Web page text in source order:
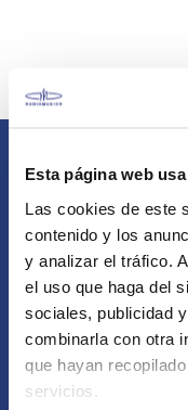
Esta página web
Las cookies de este
contenido y los
y analizar el tráfico.
el uso que haga del
sociales, publicidad
combinarla con otra
que hayan
servicios.
Comunícate
Atención Postventa
+51 958418476
Asesoría Online
+51 977624112
Acerca de Nosotros